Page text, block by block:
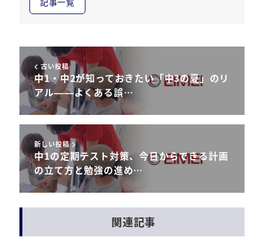
古い投稿
中1・中2が知っておきたい「中3の夏」のリ
アル——よくある誤…
新しい投稿
中1の定期テスト対策、今日からできる計画
の立て方と勉強の進め…
関連記事